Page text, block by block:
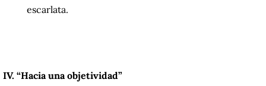
escarlata.
IV. “Hacia una objetividad”